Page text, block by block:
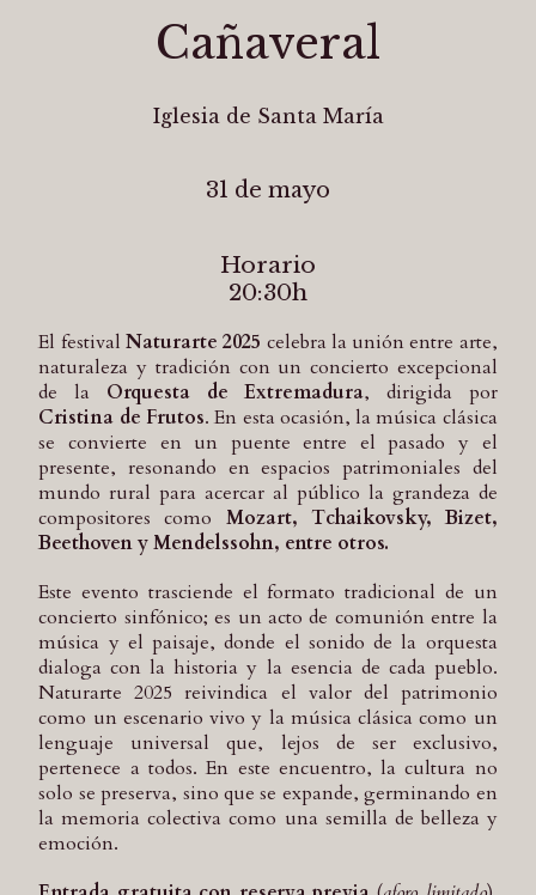
Cañaveral
Iglesia de Santa María
31 de mayo
Horario
20:30h
El festival Naturarte 2025 celebra la unión entre arte,
naturaleza y tradición con un concierto excepcional
de la Orquesta de Extremadura, dirigida por
Cristina de Frutos. En esta ocasión, la música clásica
se convierte en un puente entre el pasado y el
presente, resonando en espacios patrimoniales del
mundo rural para acercar al público la grandeza de
compositores como Mozart, Tchaikovsky, Bizet,
Beethoven y Mendelssohn, entre otros.
Este evento trasciende el formato tradicional de un
concierto sinfónico; es un acto de comunión entre la
música y el paisaje, donde el sonido de la orquesta
dialoga con la historia y la esencia de cada pueblo.
Naturarte 2025 reivindica el valor del patrimonio
como un escenario vivo y la música clásica como un
lenguaje universal que, lejos de ser exclusivo,
pertenece a todos. En este encuentro, la cultura no
solo se preserva, sino que se expande, germinando en
la memoria colectiva como una semilla de belleza y
emoción.